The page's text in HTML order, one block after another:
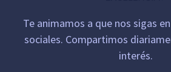
Te animamos a que nos sigas
sociales. Compartimos
interés.